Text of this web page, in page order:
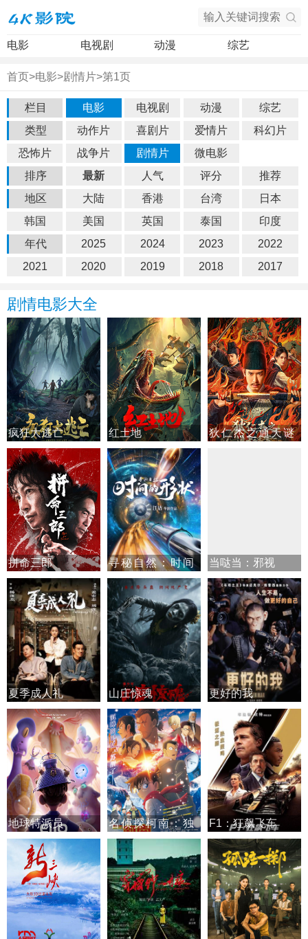
电影 电视剧 动漫 综艺
首页>电影>剧情片>第1页
栏目 电影 电视剧 动漫
综艺
类型
动作片 喜剧片 爱情片
科幻片
恐怖片
战争片 剧情片
微电影
排序
最新 人气 评分
推荐
地区
大陆 香港 台湾
日本
韩国
美国 英国 泰国
印度
年代
2025 2024 2023
2022
2021
2020 2019 2018 2017
剧情电影大全
疯狂大逃亡 红土地
狄仁杰之通天谜
案
拼命三郎
寻秘自然：时间
的形状
当哒当：邪视
夏季成人礼 山庄惊魂 更好的我
地球特派员
名侦探柯南：独
眼的残像
F1：狂飙飞车